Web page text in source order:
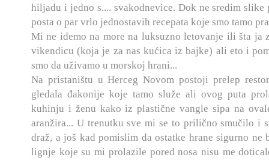
hiljadu i jedno s.... svakodnevice. Dok ne sredim slike
posta o par vrlo jednostavih recepata koje smo tamo
Mi ne idemo na more na luksuzno letovanje ili šta ja
vikendicu (koja je za nas kućica iz bajke) ali eto i
smo da uživamo u morskoj hrani...
Na pristaništu u Herceg Novom postoji prelep
gledala đakonije koje tamo služe ali ovog puta
kuhinju i ženu kako iz plastične vangle sipa na
aranžira... U trenutku sve mi se to prilično smučilo i
draž, a još kad pomislim da ostatke hrane sigurno
lignje koje su mi prolazile pored nosa nisu me